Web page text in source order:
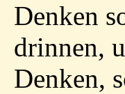
Denken
drinnen,
Denken,